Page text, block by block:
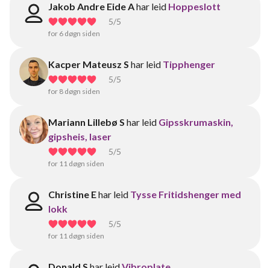
Jakob Andre Eide Ahar leid Hoppeslott
5/5
for 6 døgn siden
Kacper Mateusz S har leid Tipphenger
5/5
for 8 døgn siden
Mariann Lillebø S har leid Gipsskrumaskin,
gipsheis, laser
5/5
for 11 døgn siden
Christine Ehar leid Tysse Fritidshenger med
lokk
5/5
for 11 døgn siden